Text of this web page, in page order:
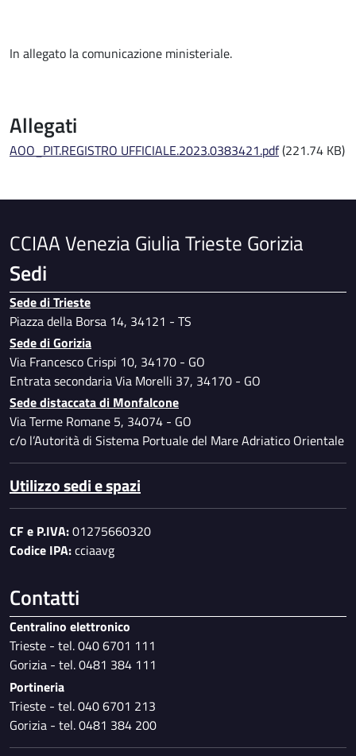
In allegato la comunicazione ministeriale.
Allegati
AOO_PIT.REGISTRO UFFICIALE.2023.0383421.pdf(221.74 KB)
CCIAA Venezia Giulia Trieste Gorizia
Sedi
Sede di Trieste
Piazza della Borsa 14, 34121 - TS
Sede di Gorizia
Via Francesco Crispi 10, 34170 - GO
Entrata secondaria Via Morelli 37, 34170 - GO
Sede distaccata di Monfalcone
Via Terme Romane 5, 34074 - GO
c/o l’Autorità di Sistema Portuale del Mare Adriatico Orientale
Utilizzo sedi e spazi
CF e P.IVA:01275660320
Codice IPA:cciaavg
Contatti
Centralino elettronico
Trieste - tel. 040 6701 111
Gorizia - tel. 0481 384 111
Portineria
Trieste - tel. 040 6701 213
Gorizia - tel. 0481 384 200